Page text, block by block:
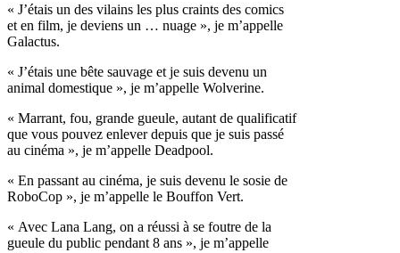
« J’étais un des vilains les plus craints des comics
et en film, je deviens un … nuage », je m’appelle
Galactus.
« J’étais une bête sauvage et je suis devenu un
animal domestique », je m’appelle Wolverine.
« Marrant, fou, grande gueule, autant de qualificatif
que vous pouvez enlever depuis que je suis passé
au cinéma », je m’appelle Deadpool.
« En passant au cinéma, je suis devenu le sosie de
RoboCop », je m’appelle le Bouffon Vert.
« Avec Lana Lang, on a réussi à se foutre de la
gueule du public pendant 8 ans », je m’appelle